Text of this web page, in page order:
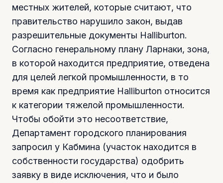
местных жителей, которые считают, что
правительство нарушило закон, выдав
разрешительные документы Halliburton.
Согласно генеральному плану Ларнаки, зона,
в которой находится предприятие, отведена
для целей легкой промышленности, в то
время как предприятие Halliburton относится
к категории тяжелой промышленности.
Чтобы обойти это несоответствие,
Департамент городского планирования
запросил у Кабмина (участок находится в
собственности государства) одобрить
заявку в виде исключения, что и было